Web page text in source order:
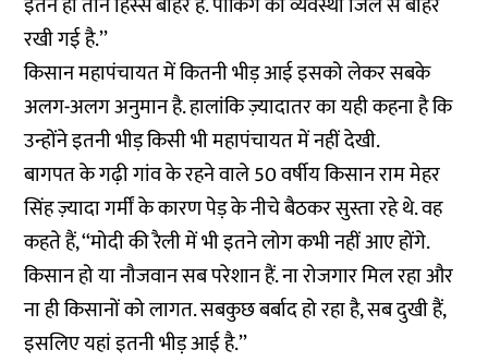
रखी गई है.’’
किसान महापंचायत में कितनी भीड़ आई इसको लेकर सबके
अलग-अलग अनुमान है. हालांकि ज़्यादातर का यही कहना है कि
उन्होंने इतनी भीड़ किसी भी महापंचायत में नहीं देखी.
बागपत के गढ़ी गांव के रहने वाले 50 वर्षीय किसान राम मेहर
सिंह ज़्यादा गर्मीं के कारण पेड़ के नीचे बैठकर सुस्ता रहे थे. वह
कहते हैं, ‘‘मोदी की रैली में भी इतने लोग कभी नहीं आए होंगे.
किसान हो या नौजवान सब परेशान हैं. ना रोजगार मिल रहा और
ना ही किसानों को लागत. सबकुछ बर्बाद हो रहा है, सब दुखी हैं,
इसलिए यहां इतनी भीड़ आई है.’’